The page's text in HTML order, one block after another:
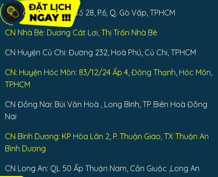
CN Gò Vấp: Đường số 28, P.6, Q. Gò Vấp, TPHCM
CN Nhà Bè: Dương Cát Lợi, Thị Trấn Nhà Bè
CN Huyện Củ Chi: Đường 232, Hoà Phú, Củ Chi, TPHCM
CN: Huyện Hóc Môn: 83/12/24 Ấp 4, Đông Thạnh, Hóc Môn,
TPHCM
CN Đồng Nai: Bùi Văn Hoà , Long Bình, TP Biên Hoà Đồng
Nai
CN Bình Dương: KP Hòa Lân 2, P. Thuận Giao, TX Thuận An
Bình Dương
CN Long An: QL 50 Ấp Thuận Nam, Cần Giuộc ,Long An